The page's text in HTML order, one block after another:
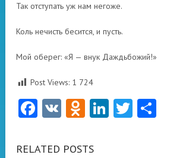
Так отступать уж нам негоже.
Коль нечисть бесится, и пусть.
Мой оберег: «Я — внук Даждьбожий!»
Post Views: 1 724
Facebook
VK Odnoklassniki
LinkedIn
Twitter
RELATED POSTS